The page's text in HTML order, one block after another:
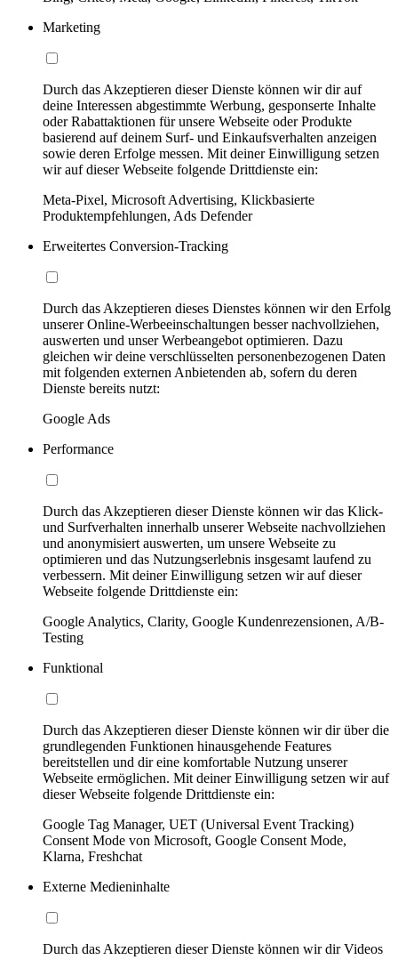
Marketing
Durch das Akzeptieren dieser Dienste können wir dir auf
deine Interessen abgestimmte Werbung, gesponserte Inhalte
oder Rabattaktionen für unsere Webseite oder Produkte
basierend auf deinem Surf- und Einkaufsverhalten anzeigen
sowie deren Erfolge messen. Mit deiner Einwilligung setzen
wir auf dieser Webseite folgende Drittdienste ein:
Meta-Pixel, Microsoft Advertising, Klickbasierte
Produktempfehlungen, Ads Defender
Erweitertes Conversion-Tracking
Durch das Akzeptieren dieses Dienstes können wir den Erfolg
unserer Online-Werbeeinschaltungen besser nachvollziehen,
auswerten und unser Werbeangebot optimieren. Dazu
gleichen wir deine verschlüsselten personenbezogenen Daten
mit folgenden externen Anbietenden ab, sofern du deren
Dienste bereits nutzt:
Google Ads
Performance
Durch das Akzeptieren dieser Dienste können wir das Klick-
und Surfverhalten innerhalb unserer Webseite nachvollziehen
und anonymisiert auswerten, um unsere Webseite zu
optimieren und das Nutzungserlebnis insgesamt laufend zu
verbessern. Mit deiner Einwilligung setzen wir auf dieser
Webseite folgende Drittdienste ein:
Google Analytics, Clarity, Google Kundenrezensionen, A/B-
Testing
Funktional
Durch das Akzeptieren dieser Dienste können wir dir über die
grundlegenden Funktionen hinausgehende Features
bereitstellen und dir eine komfortable Nutzung unserer
Webseite ermöglichen. Mit deiner Einwilligung setzen wir auf
dieser Webseite folgende Drittdienste ein:
Google Tag Manager, UET (Universal Event Tracking)
Consent Mode von Microsoft, Google Consent Mode,
Klarna, Freshchat
Externe Medieninhalte
Durch das Akzeptieren dieser Dienste können wir dir Videos